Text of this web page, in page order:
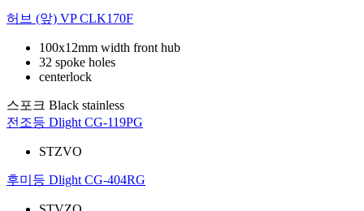
허브 (앞) VP CLK170F
100x12mm width front hub
32 spoke holes
centerlock
스포크 Black stainless
전조등 Dlight CG-119PG
STZVO
후미등 Dlight CG-404RG